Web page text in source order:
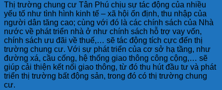
Thị trường chung cư Tân Phú chịu sự tác động của nhiều
yếu tố như tình hình kinh tế – xã hội ổn định, thu nhập của
người dân tăng cao; cùng với đó là các chính sách của Nhà
nước về phát triển nhà ở như chính sách hỗ trợ vay vốn,
chính sách ưu đãi về thuế,… sẽ tác động tích cực đến thị
trường chung cư. Với sự phát triển của cơ sở hạ tầng, như
đường xá, cầu cống, hệ thống giao thông công cộng,… sẽ
giúp cải thiện kết nối giao thông, từ đó thu hút đầu tư và phát
triển thị trường bất động sản, trong đó có thị trường chung
cư.